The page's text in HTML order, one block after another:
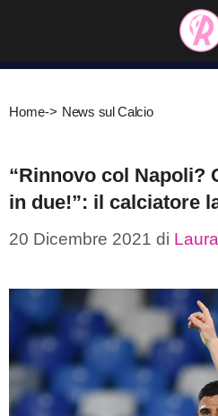
contenuto
Home-> News sul Calcio
“Rinnovo col Napoli?
in due!”: il calciatore
20 Dicembre 2021 di